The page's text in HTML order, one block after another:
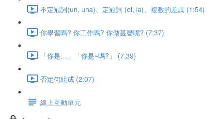
不定冠詞(un, una)、定冠詞 (el, la)、複數的差異 (1:54)
你學習嗎? 你工作嗎? 你做甚麼呢? (7:37)
「你是…」「你是~嗎?」 (7:39)
否定句組成 (2:07)
線上互動單元